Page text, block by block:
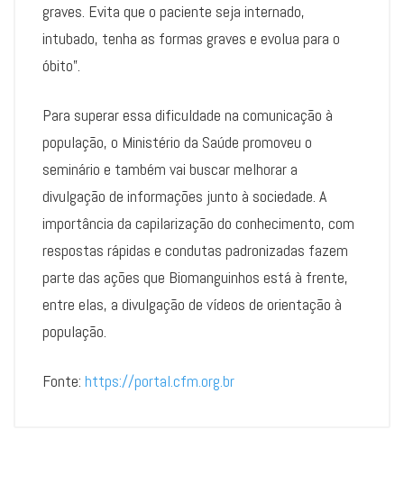
graves. Evita que o paciente seja internado,
intubado, tenha as formas graves e evolua para o
óbito”.
Para superar essa dificuldade na comunicação à
população, o Ministério da Saúde promoveu o
seminário e também vai buscar melhorar a
divulgação de informações junto à sociedade. A
importância da capilarização do conhecimento, com
respostas rápidas e condutas padronizadas fazem
parte das ações que Biomanguinhos está à frente,
entre elas, a divulgação de vídeos de orientação à
população.
Fonte: https://portal.cfm.org.br